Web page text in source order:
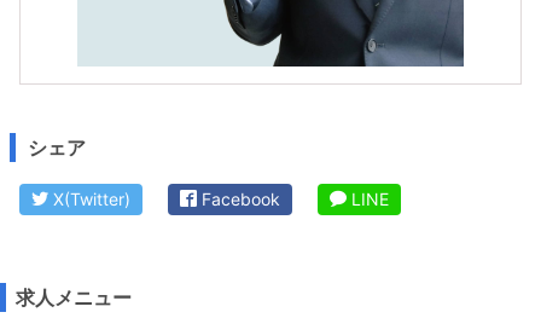
シェア
X(Twitter) Facebook LINE
求人メニュー